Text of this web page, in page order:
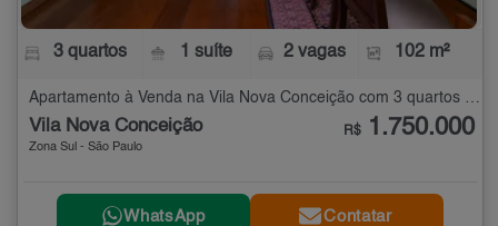
3 quartos 1 suíte 2 vagas 102 m²
Apartamento à Venda na Vila Nova Conceição com 3 quartos - 102 m²
Vila Nova Conceição
Zona Sul - São Paulo
R$ 1.750.000
WhatsApp Contatar